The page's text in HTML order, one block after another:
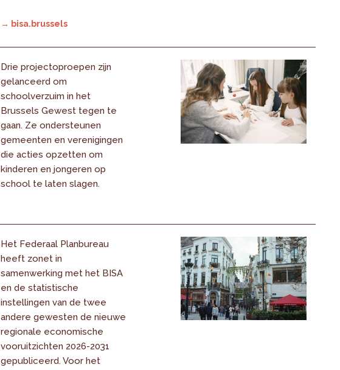
→ bisa.brussels
Drie projectoproepen zijn
gelanceerd om
schoolverzuim in het
Brussels Gewest tegen te
gaan. Ze ondersteunen
gemeenten en verenigingen
die acties opzetten om
kinderen en jongeren op
school te laten slagen.
Het Federaal Planbureau
heeft zonet in
samenwerking met het BISA
en de statistische
instellingen van de twee
andere gewesten de nieuwe
regionale economische
vooruitzichten 2026-2031
gepubliceerd. Voor het